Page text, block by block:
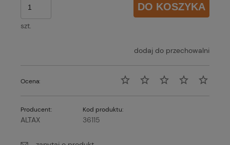
szt.
DO KOSZYKA
dodaj do przechowalni
Ocena:
Producent:
ALTAX
Kod produktu:
36115